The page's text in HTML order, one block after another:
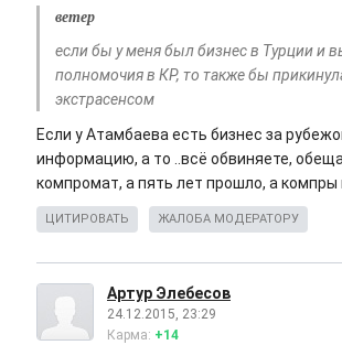
ветер
если бы у меня был бизнес в Турции и
полномочия в КР, то также бы
экстрасенсом
Если у Атамбаева есть бизнес за
информацию, а то ..всё обвиняете,
компромат, а пять лет прошло, а компры
ЦИТИРОВАТЬ ЖАЛОБА МОДЕРАТОРУ
Артур Элебесов
24.12.2015, 23:29
Карма: +14